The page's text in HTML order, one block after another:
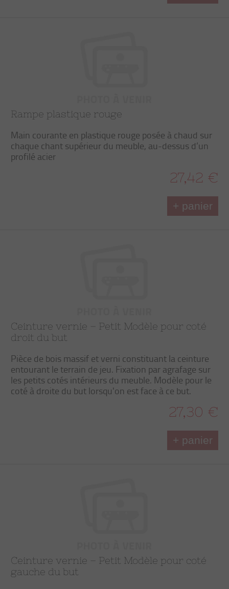
Rampe plastique rouge
Main courante en plastique rouge posée à chaud sur
chaque chant supérieur du meuble, au-dessus d’un
profilé acier
27,42 €
+ panier
Ceinture vernie – Petit Modèle pour coté
droit du but
Pièce de bois massif et verni constituant la ceinture
entourant le terrain de jeu. Fixation par agrafage sur
les petits cotés intérieurs du meuble. Modèle pour le
coté à droite du but lorsqu'on est face à ce but.
27,30 €
+ panier
Ceinture vernie – Petit Modèle pour coté
gauche du but